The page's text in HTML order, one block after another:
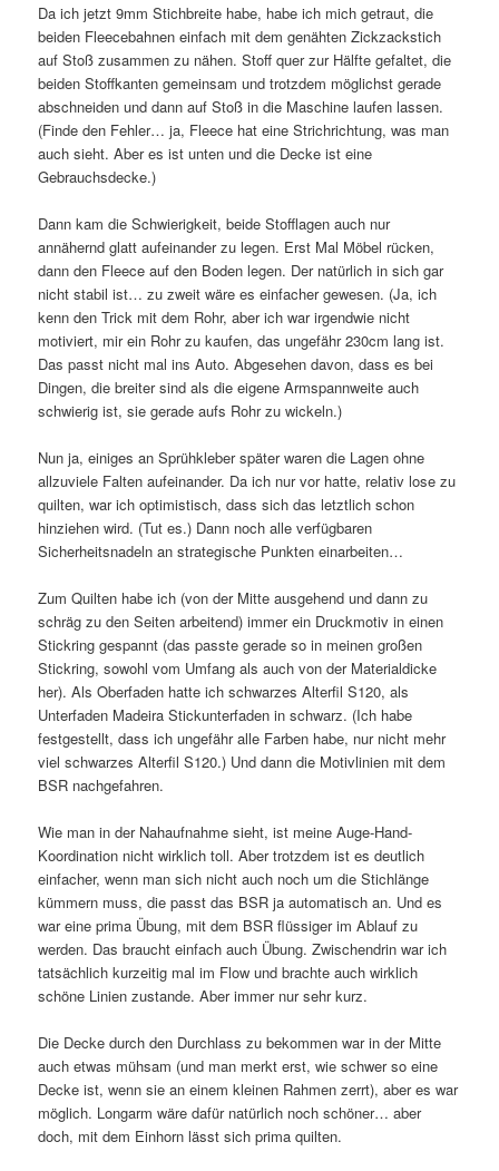
Da ich jetzt 9mm Stichbreite habe, habe ich mich getraut, die
beiden Fleecebahnen einfach mit dem genähten Zickzackstich
auf Stoß zusammen zu nähen. Stoff quer zur Hälfte gefaltet, die
beiden Stoffkanten gemeinsam und trotzdem möglichst gerade
abschneiden und dann auf Stoß in die Maschine laufen lassen.
(Finde den Fehler… ja, Fleece hat eine Strichrichtung, was man
auch sieht. Aber es ist unten und die Decke ist eine
Gebrauchsdecke.)
Dann kam die Schwierigkeit, beide Stofflagen auch nur
annähernd glatt aufeinander zu legen. Erst Mal Möbel rücken,
dann den Fleece auf den Boden legen. Der natürlich in sich gar
nicht stabil ist… zu zweit wäre es einfacher gewesen. (Ja, ich
kenn den Trick mit dem Rohr, aber ich war irgendwie nicht
motiviert, mir ein Rohr zu kaufen, das ungefähr 230cm lang ist.
Das passt nicht mal ins Auto. Abgesehen davon, dass es bei
Dingen, die breiter sind als die eigene Armspannweite auch
schwierig ist, sie gerade aufs Rohr zu wickeln.)
Nun ja, einiges an Sprühkleber später waren die Lagen ohne
allzuviele Falten aufeinander. Da ich nur vor hatte, relativ lose zu
quilten, war ich optimistisch, dass sich das letztlich schon
hinziehen wird. (Tut es.) Dann noch alle verfügbaren
Sicherheitsnadeln an strategische Punkten einarbeiten…
Zum Quilten habe ich (von der Mitte ausgehend und dann zu
schräg zu den Seiten arbeitend) immer ein Druckmotiv in einen
Stickring gespannt (das passte gerade so in meinen großen
Stickring, sowohl vom Umfang als auch von der Materialdicke
her). Als Oberfaden hatte ich schwarzes Alterfil S120, als
Unterfaden Madeira Stickunterfaden in schwarz. (Ich habe
festgestellt, dass ich ungefähr alle Farben habe, nur nicht mehr
viel schwarzes Alterfil S120.) Und dann die Motivlinien mit dem
BSR nachgefahren.
Wie man in der Nahaufnahme sieht, ist meine Auge-Hand-
Koordination nicht wirklich toll. Aber trotzdem ist es deutlich
einfacher, wenn man sich nicht auch noch um die Stichlänge
kümmern muss, die passt das BSR ja automatisch an. Und es
war eine prima Übung, mit dem BSR flüssiger im Ablauf zu
werden. Das braucht einfach auch Übung. Zwischendrin war ich
tatsächlich kurzeitig mal im Flow und brachte auch wirklich
schöne Linien zustande. Aber immer nur sehr kurz.
Die Decke durch den Durchlass zu bekommen war in der Mitte
auch etwas mühsam (und man merkt erst, wie schwer so eine
Decke ist, wenn sie an einem kleinen Rahmen zerrt), aber es war
möglich. Longarm wäre dafür natürlich noch schöner… aber
doch, mit dem Einhorn lässt sich prima quilten.